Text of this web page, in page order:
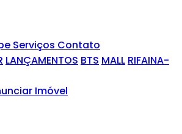
Serviços Contato
LANÇAMENTOS BTS MALL RIFAINA-
Imóvel